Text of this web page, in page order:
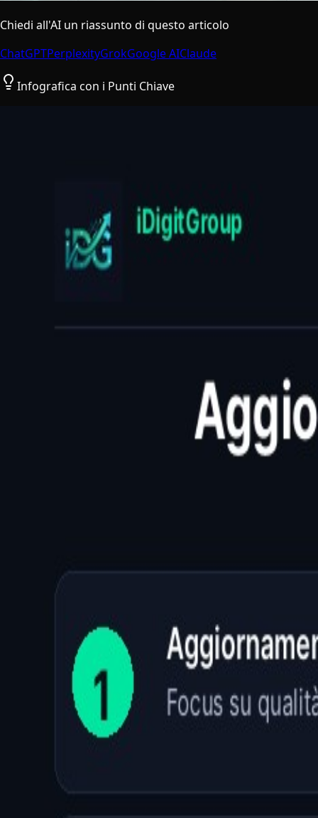
Chiedi all'AI un riassunto di questo articolo
ChatGPTPerplexityGrokGoogle AIClaude
Infografica con i Punti Chiave